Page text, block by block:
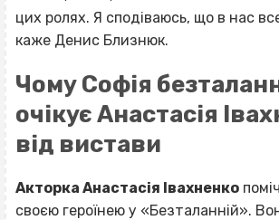
цих ролях. Я сподіваюсь, що в нас
каже Денис Близнюк.
Чому Софія
очікує Анастасія
від вистави
Акторка Анастасія Івахненко
своєю героїнею у «Безталанній».